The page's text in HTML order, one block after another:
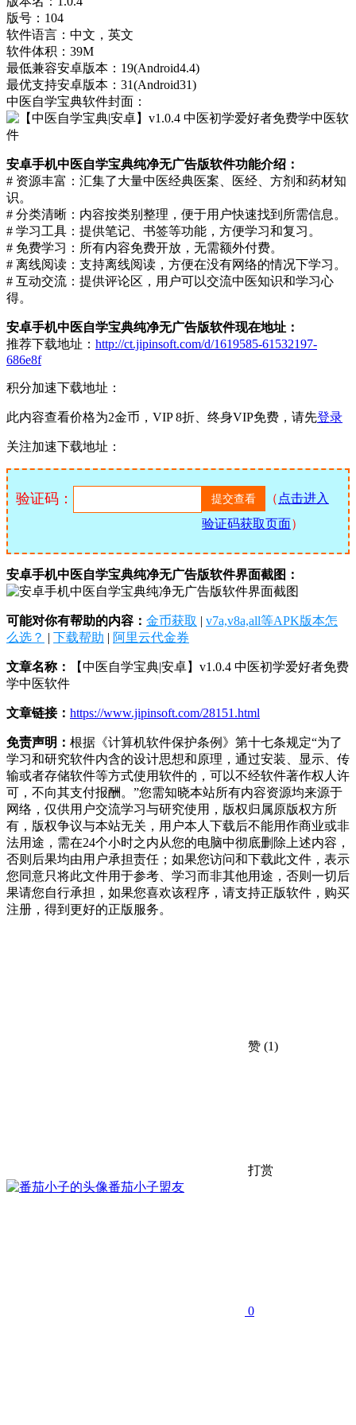
版号：104
软件语言：中文，英文
软件体积：39M
最低兼容安卓版本：19(Android4.4)
最优支持安卓版本：31(Android31)
中医自学宝典软件封面：
安卓手机中医自学宝典纯净无广告版软件功能介绍：
# 资源丰富：汇集了大量中医经典医案、医经、方剂和药材知
识。
# 分类清晰：内容按类别整理，便于用户快速找到所需信息。
# 学习工具：提供笔记、书签等功能，方便学习和复习。
# 免费学习：所有内容免费开放，无需额外付费。
# 离线阅读：支持离线阅读，方便在没有网络的情况下学习。
# 互动交流：提供评论区，用户可以交流中医知识和学习心
得。
安卓手机中医自学宝典纯净无广告版软件现在地址：
推荐下载地址： http://ct.jipinsoft.com/d/1619585-61532197-
686e8f
积分加速下载地址：
此内容查看价格为2金币，VIP 8折、终身VIP免费，请先登录
关注加速下载地址：
验证码： （ 点击进入
验证码获取页面）
安卓手机中医自学宝典纯净无广告版软件界面截图：
可能对你有帮助的内容： 金币获取 | v7a,v8a,all等APK版本怎
么选？ | 下载帮助 | 阿里云代金券
文章名称：
【中医自学宝典|安卓】v1.0.4 中医初学爱好者免费
学中医软件
文章链接： https://www.jipinsoft.com/28151.html
免责声明： 根据《计算机软件保护条例》第十七条规定“为了
学习和研究软件内含的设计思想和原理，通过安装、显示、传
输或者存储软件等方式使用软件的，可以不经软件著作权人许
可，不向其支付报酬。”您需知晓本站所有内容资源均来源于
网络，仅供用户交流学习与研究使用，版权归属原版权方所
有，版权争议与本站无关，用户本人下载后不能用作商业或非
法用途，需在24个小时之内从您的电脑中彻底删除上述内容，
否则后果均由用户承担责任；如果您访问和下载此文件，表示
您同意只将此文件用于参考、学习而非其他用途，否则一切后
果请您自行承担，如果您喜欢该程序，请支持正版软件，购买
注册，得到更好的正版服务。
赞 (1)
打赏
番茄小子盟友
0